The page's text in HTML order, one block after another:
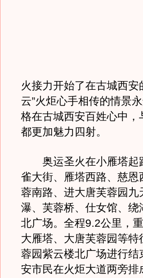
火接力开始了在古城西
云”火炬心手相传的情景
格在古城西安百姓心中
都更加魅力四射。
奥运圣火在小雁塔起
雀大街、雁塔西路、慈
蓉南路、进大唐芙蓉园
瀑、芙蓉桥、仕女馆、
北广场。全程9.2公里，
大雁塔、大唐芙蓉园等
蓉园紫云楼北广场进行
安市民在火炬大道两旁